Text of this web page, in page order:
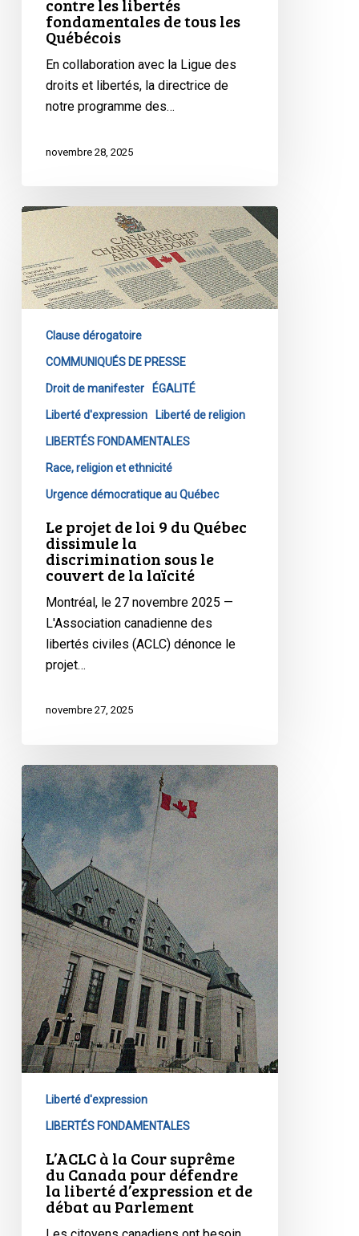
Québécois
contre les libertés
fondamentales de tous les
Québécois
En collaboration avec la Ligue des
droits et libertés, la directrice de
notre programme des…
novembre 28, 2025
Le
projet
loi
Québec
dissimule
sous
couvert
laïcité
Clause dérogatoire
COMMUNIQUÉS DE PRESSE
Droit de manifester ÉGALITÉ
Liberté d'expression Liberté de religion
LIBERTÉS FONDAMENTALES
Race, religion et ethnicité
Urgence démocratique au Québec
Le projet de loi 9 du Québec
dissimule la
discrimination sous le
couvert de la laïcité
Montréal, le 27 novembre 2025 —
L'Association canadienne des
libertés civiles (ACLC) dénonce le
projet…
novembre 27, 2025
L’ACLC
à
la
Cour
suprême
du
Canada
pour
défendre
la
liberté
d’expression
et
de
débat
Parlement
Liberté d'expression
LIBERTÉS FONDAMENTALES
L’ACLC à la Cour suprême
du Canada pour défendre
la liberté d’expression et de
débat au Parlement